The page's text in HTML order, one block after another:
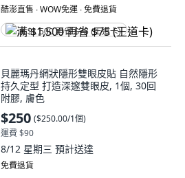
酷澎直售 ∙ WOW免運 ∙ 免費退貨
满 $1,500 再省 $75 (王道卡)
貝麗瑪丹網狀隱形雙眼皮貼 自然隱形
持久定型 打造深邃雙眼皮, 1個, 30回
附膠, 膚色
$250 ($250.00/1個)
運費 $90
8/12 星期三 預計送達
免費退貨